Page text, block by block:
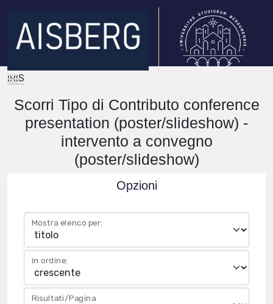
IRIS
Scorri Tipo di Contributo conference
presentation (poster/slideshow) -
intervento a convegno
(poster/slideshow)
Opzioni
Mostra elenco per:
in ordine:
Risultati/Pagina